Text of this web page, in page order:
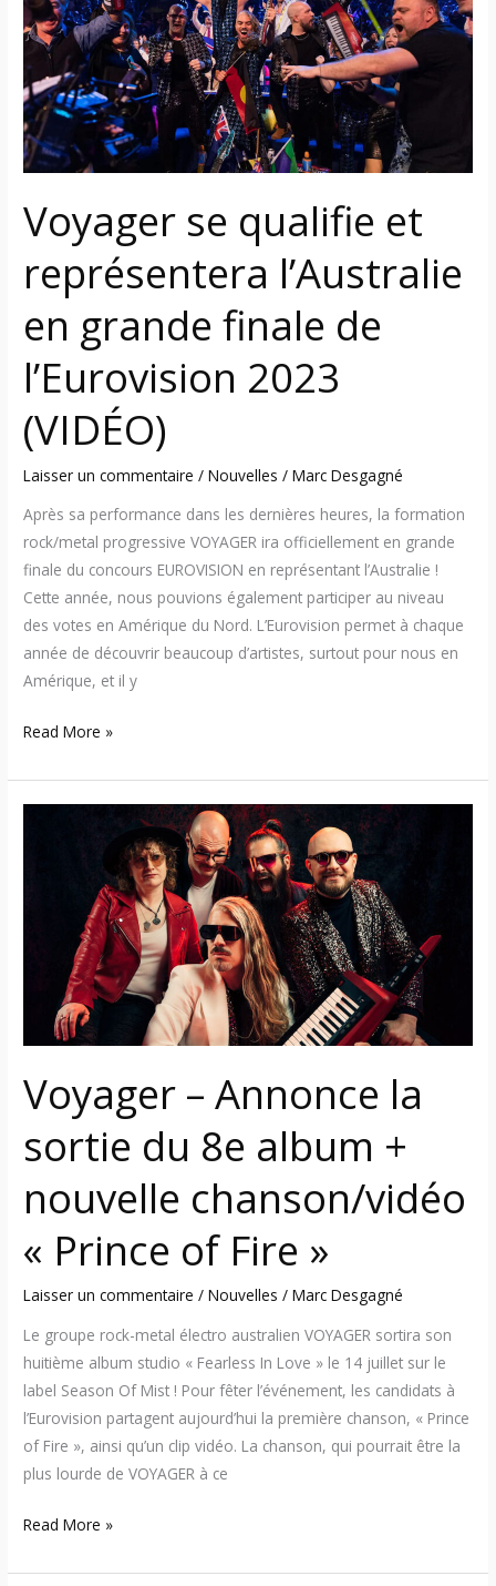
Voyager se qualifie et
représentera l’Australie
en grande finale de
l’Eurovision 2023
(VIDÉO)
Laisser un commentaire /Nouvelles /Marc Desgagné
Après sa performance dans les dernières heures, la formation
rock/metal progressive VOYAGER ira officiellement en grande
finale du concours EUROVISION en représentant l’Australie !
Cette année, nous pouvions également participer au niveau
des votes en Amérique du Nord. L’Eurovision permet à chaque
année de découvrir beaucoup d’artistes, surtout pour nous en
Amérique, et il y
et
représentera
l’Australie
en
grande
finale
l’Eurovision
2023
(VIDÉO)
Read More »
Voyager – Annonce la
sortie du 8e album +
nouvelle chanson/vidéo
« Prince of Fire »
Laisser un commentaire /Nouvelles /Marc Desgagné
Le groupe rock-metal électro australien VOYAGER sortira son
huitième album studio « Fearless In Love » le 14 juillet sur le
label Season Of Mist ! Pour fêter l’événement, les candidats à
l’Eurovision partagent aujourd’hui la première chanson, « Prince
of Fire », ainsi qu’un clip vidéo. La chanson, qui pourrait être la
plus lourde de VOYAGER à ce
album
chanson/vidéo
« Prince
of
Read More »